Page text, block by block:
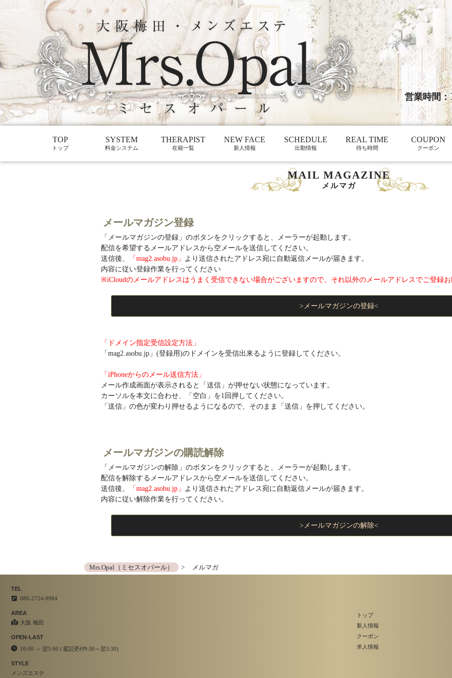
営業時間：
TOP
トップ
SYSTEM
料金システム
THERAPIST
在籍一覧
NEW FACE
新人情報
SCHEDULE
出勤情報
REAL TIME
待ち時間
COUPON
クーポン
MAIL MAGAZINE
メルマガ
メールマガジン登録
「メールマガジンの登録」のボタンをクリックすると、メーラーが起動します。
配信を希望するメールアドレスから空メールを送信してください。
送信後、
「mag2.asobu.jp」 より送信されたアドレス宛に自動返信メールが届きます。
内容に従い登録作業を行ってください
※iCloudのメールアドレスはうまく受信できない場合がございますので、それ以外のメールアドレスでご登録お
>メールマガジンの登録<
「ドメイン指定受信設定方法」
「mag2.asobu.jp」(登録用)のドメインを受信出来るように登録してください。
「iPhoneからのメール送信方法」
メール作成画面が表示されると「送信」が押せない状態になっています。
カーソルを本文に合わせ、「空白」を1回押してください。
「送信」の色が変わり押せるようになるので、そのまま「送信」を押してください。
メールマガジンの購読解除
「メールマガジンの解除」のボタンをクリックすると、メーラーが起動します。
配信を解除するメールアドレスから空メールを送信してください。
送信後、
「mag2.asobu.jp」 より送信されたアドレス宛に自動返信メールが届きます。
内容に従い解除作業を行ってください。
>メールマガジンの解除<
Mrs.Opal（ミセスオパール） メルマガ
TEL
080-2724-9984
AREA
大阪 梅田
OPEN-LAST
10:00 ～ 翌5:00 ( 電話受付9:30～翌3:30)
STYLE
メンズエステ
トップ
新人情報
クーポン
求人情報